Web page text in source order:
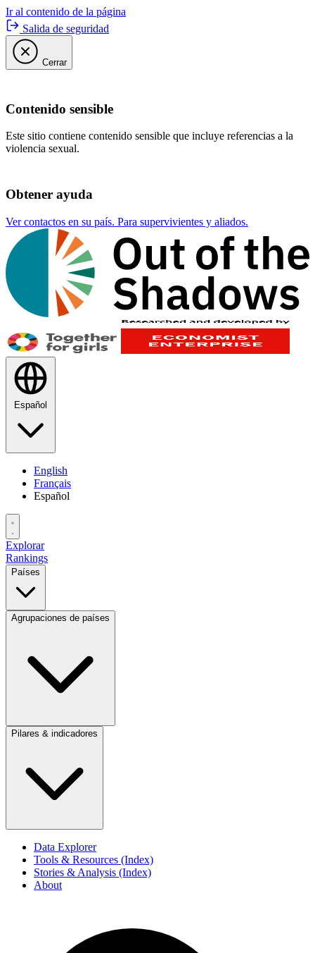
Ir al contenido de la página
Salida de seguridad
Cerrar
Contenido sensible
Este sitio contiene contenido sensible que incluye referencias a la
violencia sexual.
Obtener ayuda
Ver contactos en su país. Para supervivientes y aliados.
Español
English
Français
Español
Explorar
Rankings
Países
Agrupaciones de países
Pilares & indicadores
Data Explorer
Tools & Resources (Index)
Stories & Analysis (Index)
About